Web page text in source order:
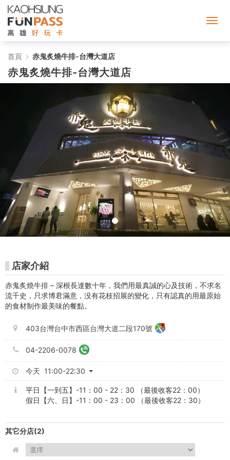
赤
鬼
排-
台
灣
大
道
店
-
Kaohsiung
FunPass
首頁 赤鬼炙燒牛排-台灣大道店
赤鬼炙燒牛排-台灣大道店
店家介紹
赤鬼炙燒牛排 – 深根長達數十年，我們用最真誠的心及技術，不求名
流千史，只求博君滿意，没有花枝招展的變化，只有認真的用最原始
的食材制作最美味的餐點。
403台灣台中市西區台灣大道二段170號
04-2206-0078
今天 11:00-22:30
平日【一到五】-11：00 - 22：30 （最後收客22：00）
假日【六、日】-11：00 - 23：00 （最後收客22：30）
其它分店(2)